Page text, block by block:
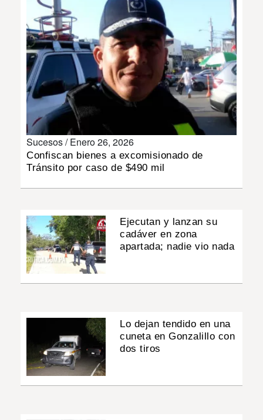
MULTIMEDIA
IMPRESO
Sucesos /Enero 26, 2026
Confiscan bienes a excomisionado de
Tránsito por caso de $490 mil
Ejecutan y lanzan su
cadáver en zona
apartada; nadie vio nada
Lo dejan tendido en una
cuneta en Gonzalillo con
dos tiros